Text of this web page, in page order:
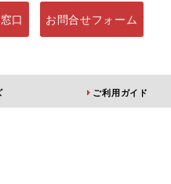
口 お問合せフォーム
ご利用ガイド